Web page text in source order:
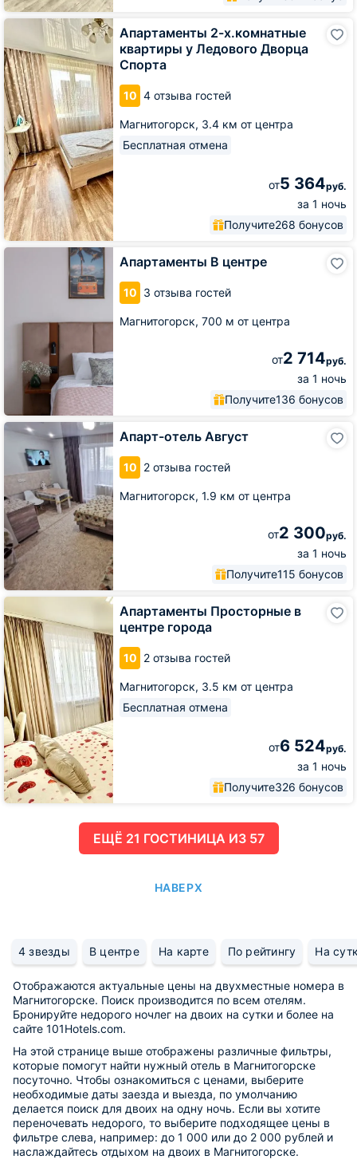
Апартаменты 2-х.комнатные
квартиры у Ледового Дворца
Спорта
10 4 отзыва гостей
Магнитогорск, 3.4 км от центра
Бесплатная отмена
от5 364руб.
за 1 ночь
Получите268 бонусов
Апартаменты
х.комнатные
квартиры
у
Ледового
Дворца
Спорта
Апартаменты В центре
10 3 отзыва гостей
Магнитогорск, 700 м от центра
от2 714руб.
за 1 ночь
Получите136 бонусов
Апартаменты
Апарт-отель Август
10 2 отзыва гостей
Магнитогорск, 1.9 км от центра
от2 300руб.
за 1 ночь
Получите115 бонусов
Апарт-
отель
Август
Апартаменты Просторные в
центре города
10 2 отзыва гостей
Магнитогорск, 3.5 км от центра
Бесплатная отмена
от6 524руб.
за 1 ночь
Получите326 бонусов
Апартаменты
Просторные
в
центре
города
ЕЩË 21 ГОСТИНИЦА ИЗ 57
НАВЕРХ
4 звезды В центре На карте По рейтингу На
Отображаются актуальные цены на двухместные номера в
Магнитогорске. Поиск производится по всем отелям.
Бронируйте недорого ночлег на двоих на сутки и более на
сайте 101Hotels.com.
На этой странице выше отображены различные фильтры,
которые помогут найти нужный отель в Магнитогорске
посуточно. Чтобы ознакомиться с ценами, выберите
необходимые даты заезда и выезда, по умолчанию
делается поиск для двоих на одну ночь. Если вы хотите
переночевать недорого, то выберите подходящее цены в
фильтре слева, например: до 1 000 или до 2 000 рублей и
наслаждайтесь отдыхом на двоих в Магнитогорске.